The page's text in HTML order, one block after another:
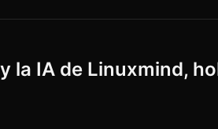
la IA de Linuxmind,